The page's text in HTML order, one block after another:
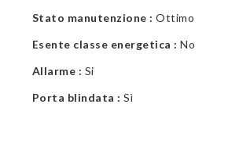
Stato manutenzione :Ottimo
Esente classe energetica :No
Allarme : Si
Porta blindata :Sì